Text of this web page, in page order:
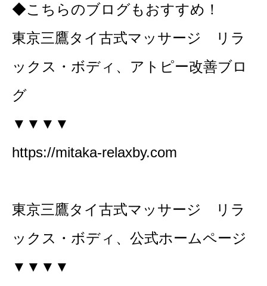
◆こちらのブログもおすすめ！
東京三鷹タイ古式マッサージ リラ
ックス・ボディ、アトピー改善ブロ
グ
▼▼▼▼
https://mitaka-relaxby.com
東京三鷹タイ古式マッサージ リラ
ックス・ボディ、公式ホームページ
▼▼▼▼